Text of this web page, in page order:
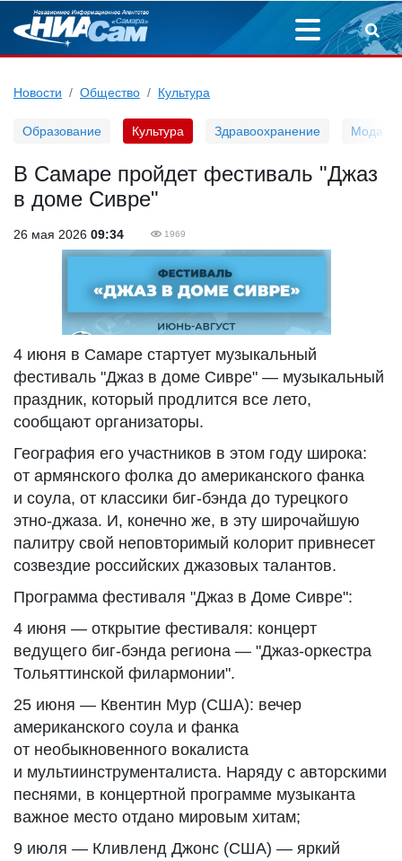
Новости Общество Культура
Образование Культура Здравоохранение Мода
В Самаре пройдет фестиваль "Джаз
в доме Сивре"
26 мая 2026 09:34 1969
4 июня в Самаре стартует музыкальный
фестиваль "Джаз в доме Сивре" — музыкальный
праздник, который продлится все лето,
сообщают организаторы.
География его участников в этом году широка:
от армянского фолка до американского фанка
и соула, от классики биг-бэнда до турецкого
этно-джаза. И, конечно же, в эту широчайшую
палитру свой неповторимый колорит привнесет
созвездие российских джазовых талантов.
Программа фестиваля "Джаз в Доме Сивре":
4 июня — открытие фестиваля: концерт
ведущего биг-бэнда региона — "Джаз-оркестра
Тольяттинской филармонии".
25 июня — Квентин Мур (США): вечер
американского соула и фанка
от необыкновенного вокалиста
и мультиинструменталиста. Наряду с авторскими
песнями, в концертной программе музыканта
важное место отдано мировым хитам;
9 июля — Кливленд Джонс (США) — яркий